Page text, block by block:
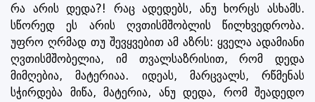
რა არის დედა?! რაც ადედებს, ანუ ხორცს ასხამს.
სწორედ ეს არის ღვთისმშობლის წილხვედრობა.
უფრო ღრმად თუ შევყვებით ამ აზრს: ყველა ადამიანი
ღვთისმშობელია, იმ თვალსაზრისით, რომ დედა
მიმღებია, მატერიაა. იდეას, მარცვალს, რწმენას
სჭირდება მიწა, მატერია, ანუ დედა, რომ შეადედო